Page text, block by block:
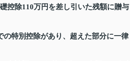
控除110万円を差し引いた残額に贈与
の特別控除があり、超えた部分に一律